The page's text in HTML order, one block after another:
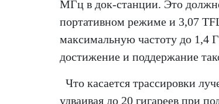
МГц в док-станции. Это
портативном режиме и 3,07
максимальную частоту до 1,4
достижение и поддержание
Что касается трассировки
удваивая до 20 гигареев при